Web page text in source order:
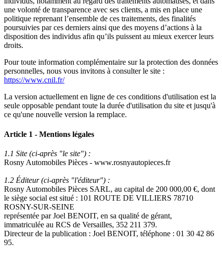
une volonté de transparence avec ses clients, a mis en place une
politique reprenant l’ensemble de ces traitements, des finalités
poursuivies par ces derniers ainsi que des moyens d’actions à la
disposition des individus afin qu’ils puissent au mieux exercer leurs
droits.
Pour toute information complémentaire sur la protection des données
personnelles, nous vous invitons à consulter le site :
https://www.cnil.fr/
La version actuellement en ligne de ces conditions d'utilisation est la
seule opposable pendant toute la durée d'utilisation du site et jusqu'à
ce qu'une nouvelle version la remplace.
Article 1 - Mentions légales
1.1 Site (ci-après "le site") :
Rosny Automobiles Pièces - www.rosnyautopieces.fr
1.2 Éditeur (ci-après "l'éditeur") :
Rosny Automobiles Pièces SARL, au capital de 200 000,00 €, dont
le siège social est situé : 101 ROUTE DE VILLIERS 78710
ROSNY-SUR-SEINE
représentée par Joel BENOIT, en sa qualité de gérant,
immatriculée au RCS de Versailles, 352 211 379.
Directeur de la publication : Joel BENOIT, téléphone : 01 30 42 86
95.